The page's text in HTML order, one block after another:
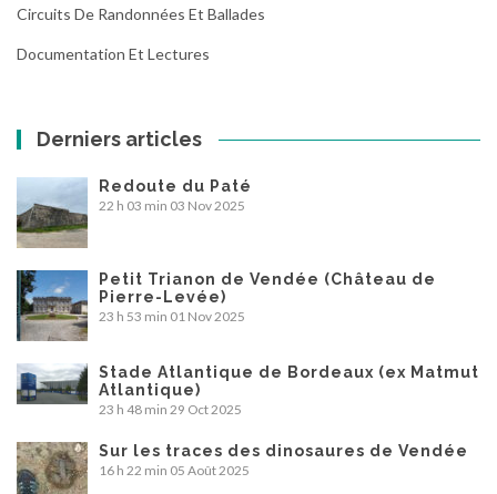
Circuits De Randonnées Et Ballades
Documentation Et Lectures
Derniers articles
Redoute du Paté
22 h 03 min 03 Nov 2025
Petit Trianon de Vendée (Château de
Pierre-Levée)
23 h 53 min 01 Nov 2025
Stade Atlantique de Bordeaux (ex Matmut
Atlantique)
23 h 48 min 29 Oct 2025
Sur les traces des dinosaures de Vendée
16 h 22 min 05 Août 2025